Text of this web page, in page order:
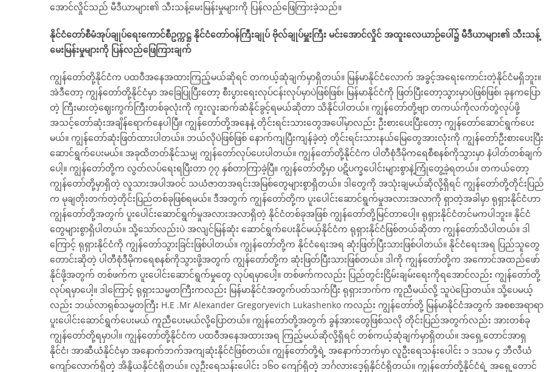
အောင်လှိုင်သည် မီဒီယာများ၏ သီးသန့်မေးမြန်းမှုများကို ပြန်လည်ဖြေကြားခဲ့သည်။
နိုင်ငံတော်စီမံအုပ်ချုပ်ရေးကောင်စီဥက္ကဋ္ဌ နိုင်ငံတော်ဝန်ကြီးချုပ် ဗိုလ်ချုပ်မှူးကြီး မင်းအောင်လှိုင် အထူးလေယာဉ်ပေါ်၌ မီဒီယာများ၏ သီးသန့်
မေးမြန်းမှုများကို ပြန်လည်ဖြေကြားချက်
ကျွန်တော်တို့နိုင်ငံက ပထဝီအနေအထားကြည့်မယ်ဆိုရင် တကယ့်ဆုံချက်မှာရှိတယ်။ မြန်မာနိုင်ငံလောက် အခွင့်အရေးကောင်းတဲ့နိုင်ငံမရှိဘူး။
အဲဒီတော့ ကျွန်တော်တို့နိုင်ငံမှာ အခြေပြုပြီးတော့ စီးပွားရေးလုပ်ငန်းလုပ်မှာပဲဖြစ်ဖြစ်၊ မြန်မာနိုင်ငံကို ဖြတ်ပြီးတော့သွားမှာပဲဖြစ်ဖြစ်၊ ခုနကပြော
တဲ့ ကြီးမားတဲ့ဈေးကွက်ကြီးတစ်ခုလုံးကို ကူးလူးဆက်ဆံနိုင်ခွင့်ရမယ်ဆိုတာ သိနိုင်ပါတယ်။ ကျွန်တော်တို့ဗျာ တကယ်ကိုလက်တွဲလုပ်ဖို့
အသင့်တော်ဆုံးအချိန်ရောက်နေပါပြီ။ ကျွန်တော်တို့အနေနဲ့ တိုင်းရင်းသားတွေအပေါ်မှာလည်း ဦးစားပေးပြီးတော့ ကျွန်တော်ဆောင်ရွက်ပေး
မယ်။ ကျွန်တော်ဆုံးဖြတ်ထားပါတယ်။ ဘယ်လိုပဲဖြစ်ဖြစ် နောက်ကျပြီးကျန်ခဲ့တဲ့ တိုင်းရင်းသားနယ်မြေတွေအားလုံးကို ကျွန်တော်ဦးစားပေးပြီး
ဆောင်ရွက်ပေးမယ်။ အခုထိတတ်နိုင်သမျှ ကျွန်တော်လုပ်ပေးပါတယ်။ ကျွန်တော်တို့နိုင်ငံက ပါတီစုံဒီမိုကရေစီစနစ်ကိုသွားမှာ နံပါတ်တစ်ချက်
ပေါ့။ ကျွန်တော်တို့က လွတ်လပ်ရေးရပြီးတာ ၇၇ နှစ်တာကြာခဲ့ပြီ။ ကျွန်တော်တို့မှာ ပဋိပက္ခပေါင်းများစွာနဲ့ကြုံတွေ့ခဲ့ရတယ်။ တကယ်တော့
ကျွန်တော်တို့မှာရှိတဲ့ လူသားအပါအဝင် သယံဇာတအရင်းအမြစ်တွေများစွာရှိတယ်။ ဒါတွေကို အသုံးချမယ်ဆိုလို့ရှိရင် ကျွန်တော်တို့တိုင်းပြည်
က မုချတိုးတက်တဲ့တိုင်းပြည်တစ်ခုဖြစ်ရမယ်။ ဒီအတွက် ကျွန်တော်တို့က ပူးပေါင်းဆောင်ရွက်မှုအလားအလာကို ရှာတဲ့အခါမှာ ရုရှားနိုင်ငံဟာ
ကျွန်တော်တို့အတွက် ပူးပေါင်းဆောင်ရွက်မှုအလားအလာရှိတဲ့ နိုင်ငံတစ်ခုအဖြစ် ကျွန်တော်တို့မြင်တာပေါ့။ ရုရှားနိုင်ငံတင်မကပါဘူး။ နိုင်ငံ
တွေများစွာရှိပါတယ်။ သို့သော်လည်းပဲ အလျင်မြန်ဆုံး ဆောင်ရွက်ပေးနိုင်မယ့်နိုင်ငံက ရုရှားနိုင်ငံဖြစ်တယ်ဆိုတာ ကျွန်တော်သိပါတယ်။ ဒါ
ကြောင့် ရုရှားနိုင်ငံကို ကျွန်တော်သွားခြင်းဖြစ်ပါတယ်။ ကျွန်တော်တို့က နိုင်ငံရေးအရ ဆုံးဖြတ်ပြီးသားဖြစ်ပါတယ်။ နိုင်ငံရေးအရ ပြည်သူတွေ
တောင်းဆိုတဲ့ ပါတီစုံဒီမိုကရေစနစ်ကိုသွားဖို့အတွက် ကျွန်တော်တို့က ဆုံးဖြတ်ပြီးသားဖြစ်တယ်။ ဒါကို ကျွန်တော်တို့က အကောင်အထည်ဖော်
နိုင်ဖို့အတွက် တစ်ဖက်က ပူးပေါင်းဆောင်ရွက်မှုတွေ လုပ်ရမှာပေါ့။ တစ်ဖက်ကလည်း ပြည်တွင်းငြိမ်းချမ်းရေးကိုရအောင်လည်း ကျွန်တော်တို့
လုပ်ရမှာပေါ့။ ဒါကြောင့် ရုရှားသမ္မတကြီးကလည်း မြန်မာနိုင်ငံအတွက်ပတ်သက်ပြီး ရုရှားဘက်က ကူညီမယ်လို့ သူပဲပြောတယ်။ သို့ပေမယ့်
လည်း ဘယ်လာရုစ်သမ္မတကြီး H.E .Mr Alexander Gregoryevich Lukashenko ကလည်း ကျွန်တော်တို့ မြန်မာနိုင်ငံအတွက် အစစအရာရာ
ပူးပေါင်းဆောင်ရွက်ပေးမယ် ကူညီပေးမယ်လို့ပြောတယ်။ ကျွန်တော်တို့အတွက် ခွန်အားတွေဖြစ်သလို တိုင်းပြည်အတွက်လည်း အားတစ်ခု
ကျွန်တော်တို့ရမှာပါ။ ကျွန်တော်တို့နိုင်ငံက ပထဝီအနေအထားအရ ကြည့်မယ်ဆိုလို့ရှိရင် တစ်ကယ့်ဆုံချက်မှာရှိတယ်။ အရှေ့တောင်အာရှ
နိုင်ငံ၊ အာဆီယံနိုင်ငံမှာ အနောက်ဘက်အကျဆုံးနိုင်ငံဖြစ်တယ်။ ကျွန်တော်တို့ရဲ့ အနောက်ဘက်မှာ လူဦးရေသန်းပေါင်း ၁ ဒသမ ၄ ဘီလီယံ
ကျော်လောက်ရှိတဲ့ အိန္ဒိယနိုင်ငံရှိတယ်။ လူဦးရေသန်းပေါင်း ၁၆၀ ကျော်ရှိတဲ့ ဘင်္ဂလားဒေ့ရှ်နိုင်ငံရှိတယ်။ ကျွန်တော်တို့နိုင်ငံရဲ့ အရှေ့တောင်